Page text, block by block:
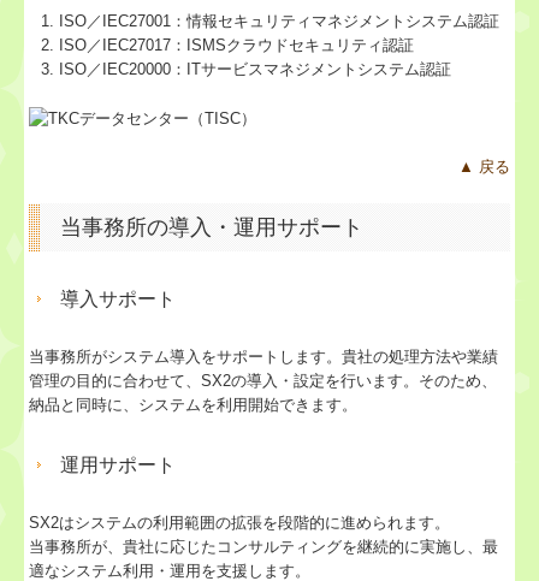
ISO／IEC27001：情報セキュリティマネジメントシステム認証
ISO／IEC27017：ISMSクラウドセキュリティ認証
ISO／IEC20000：ITサービスマネジメントシステム認証
▲ 戻る
当事務所の導入・運用サポート
導入サポート
当事務所がシステム導入をサポートします。貴社の処理方法や業績
管理の目的に合わせて、SX2の導入・設定を行います。そのため、
納品と同時に、システムを利用開始できます。
運用サポート
SX2はシステムの利用範囲の拡張を段階的に進められます。
当事務所が、貴社に応じたコンサルティングを継続的に実施し、最
適なシステム利用・運用を支援します。